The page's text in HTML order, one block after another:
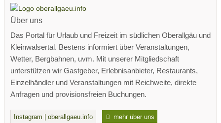
Über uns
Das Portal für Urlaub und Freizeit im südlichen Oberallgäu und
Kleinwalsertal. Bestens informiert über Veranstaltungen,
Wetter, Bergbahnen, uvm. Mit unserer Mitgliedschaft
unterstützen wir Gastgeber, Erlebnisanbieter, Restaurants,
Einzelhändler und Veranstaltungen mit Reichweite, direkte
Anfragen und provisionsfreien Buchungen.
Instagram | oberallgaeu.info mehr über uns